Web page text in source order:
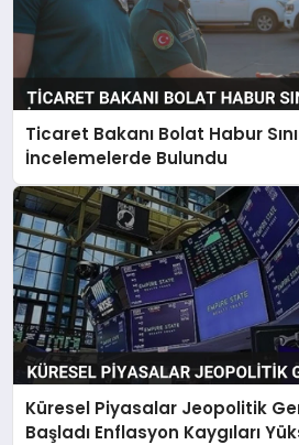
Ticaret Bakanı Bolat Habur
İncelemelerde Bulundu
Küresel Piyasalar Jeopolitik
Başladı Enflasyon Kaygıları